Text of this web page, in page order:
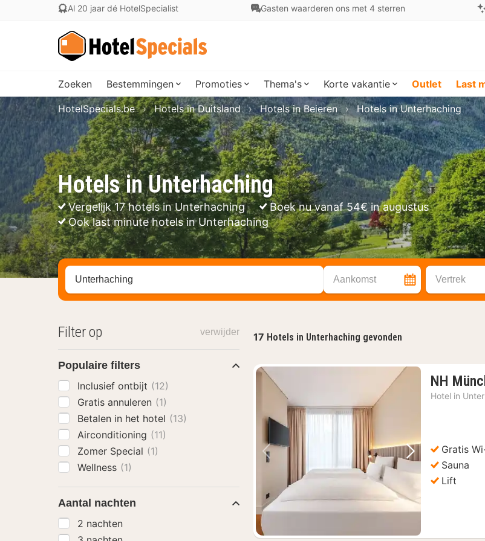
Al 20 jaar dé HotelSpecialist Gasten waarderen ons met 4 sterren
Zoeken Bestemmingen Promoties Thema's Korte vakantie Outlet Last
Hotels in Unterhaching
Vergelijk 17 hotels in Unterhaching
Boek nu vanaf 54€ in augustus
Ook last minute hotels in Unterhaching
HotelSpecials.be Hotels in Duitsland Hotels in Beieren Hotels in Unterhaching
Zoek op hotel, regio of stad Aankomst Vertrek
17 Hotels in Unterhaching gevonden
Vorige foto Volgende foto
NH
Hotel in
Gratis
Sauna
Lift
Filter op verwijder
Populaire filters
Inclusief ontbijt (12)
Gratis annuleren (1)
Betalen in het hotel (13)
Airconditioning (11)
Zomer Special (1)
Wellness (1)
Aantal nachten
2 nachten